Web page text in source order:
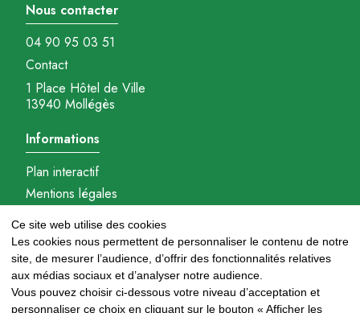
Ce site web utilise des cookies
Les cookies nous permettent de personnaliser le contenu de notre
site, de mesurer l’audience, d’offrir des fonctionnalités relatives
aux médias sociaux et d’analyser notre audience.
Vous pouvez choisir ci-dessous votre niveau d’acceptation et
personnaliser ce choix en cliquant sur le bouton « Afficher les
Nous contacter
04 90 95 03 51
Contact
1 Place Hôtel de Ville
13940 Mollégès
Informations
Plan interactif
Mentions légales
Réalisation : Ambition-com.fr
Nous suivre